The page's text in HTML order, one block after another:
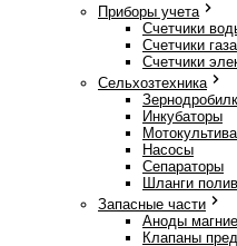
Приборы учета
Счетчики
Счетчики газа
Счетчики
Сельхозтехника
Инкубаторы
Насосы
Сепараторы
Шланги
Запасные части
Аноды
Клапаны